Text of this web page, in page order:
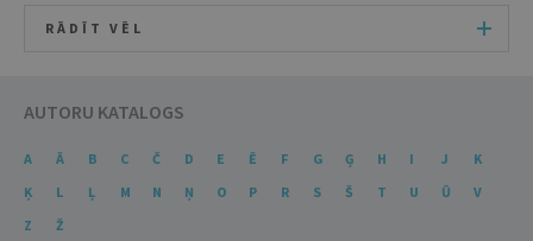
RĀDĪT VĒL
AUTORU KATALOGS
A Ā B C Č D E Ē F G Ģ H I J
K
Ķ
L Ļ M N Ņ O P R S Š T U Ū
V
Z
Ž